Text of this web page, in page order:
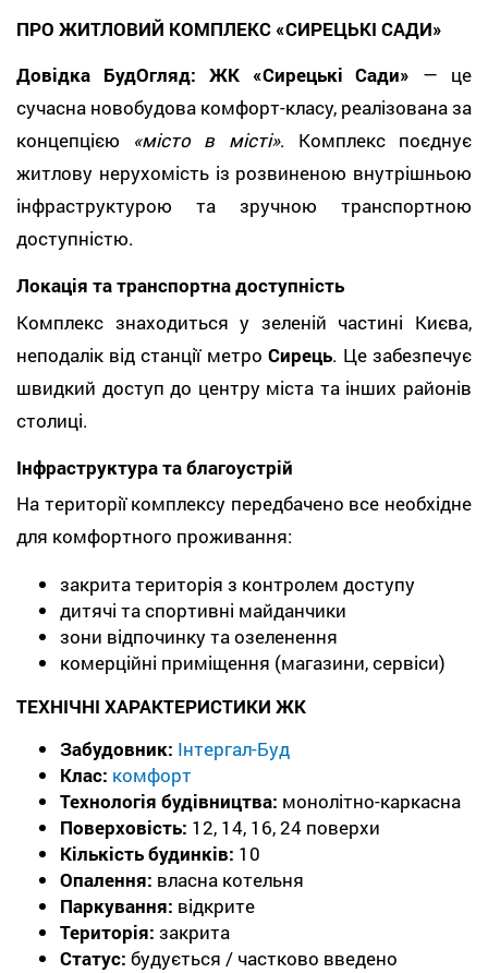
ПРО ЖИТЛОВИЙ КОМПЛЕКС «СИРЕЦЬКІ САДИ»
Довідка БудОгляд: ЖК «Сирецькі Сади» — це
сучасна новобудова комфорт-класу, реалізована за
концепцією «місто в місті». Комплекс поєднує
житлову нерухомість із розвиненою внутрішньою
інфраструктурою та зручною транспортною
доступністю.
Локація та транспортна доступність
Комплекс знаходиться у зеленій частині Києва,
неподалік від станції метро Сирець. Це забезпечує
швидкий доступ до центру міста та інших районів
столиці.
Інфраструктура та благоустрій
На території комплексу передбачено все необхідне
для комфортного проживання:
закрита територія з контролем доступу
дитячі та спортивні майданчики
зони відпочинку та озеленення
комерційні приміщення (магазини, сервіси)
ТЕХНІЧНІ ХАРАКТЕРИСТИКИ ЖК
Забудовник: Інтергал-Буд
Клас: комфорт
Технологія будівництва: монолітно-каркасна
Поверховість: 12, 14, 16, 24 поверхи
Кількість будинків: 10
Опалення: власна котельня
Паркування: відкрите
Територія: закрита
Статус: будується / частково введено